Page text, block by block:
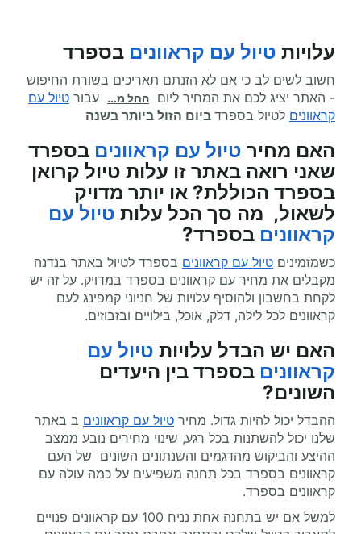
עלויות טיול עם קראוונים בספרד
חשוב לשים לב כי אם לא הזנתם תאריכים בשורת החיפוש
- האתר יציג לכם את המחיר ליום החל מ... עבור טיול עם
קראוונים לטיול בספרד ביום הזול ביותר בשנה
האם מחיר טיול עם קראוונים בספרד
שאני רואה באתר זו עלות טיול קרואן
בספרד הכוללת? או יותר מדויק
לשאול, מה סך הכל עלות טיול עם
קראוונים בספרד?
כשמזמינים טיול עם קראוונים בספרד לטיול באתר בנדנה
מקבלים את מחיר עם קראוונים בספרד במדויק. על זה יש
לקחת בחשבון ולהוסיף עלויות של חניוני קמפינג לעם
קראוונים לכל לילה, דלק, אוכל, בילויים ובזבוזים.
האם יש הבדל עלויות טיול עם
קראוונים בספרד בין היעדים
השונים?
ההבדל יכול להיות גדול. מחיר טיול עם קראוונים ב באתר
שלנו יכול להשתנות בכל רגע, שינוי מחירים נובע ממצב
ההיצע והביקוש מהדגמים והשנתונים השונים של העם
קראוונים בספרד בכל תחנה משפיעים על כמה עולה עם
קראוונים בספרד.
למשל אם יש בתחנה אחת נניח 100 עם קראוונים פנויים